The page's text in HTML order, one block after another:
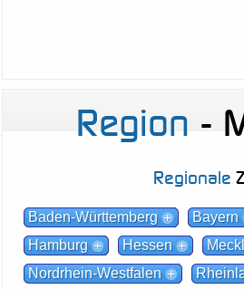
Region -
Regionale
Baden-Württemberg Bayern
Hamburg
Hessen
Nordrhein-Westfalen